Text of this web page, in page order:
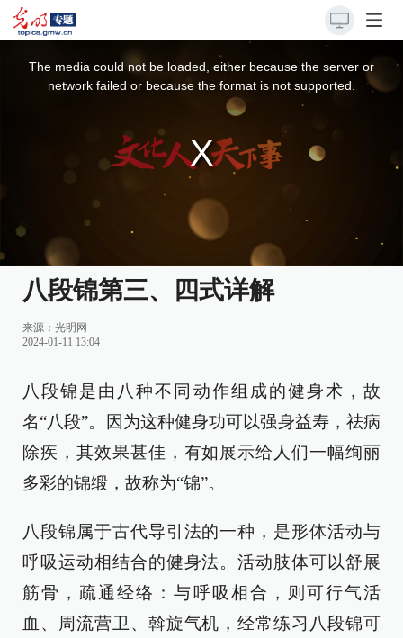
The media could not be loaded, either because the server or
network failed or because the format is not supported.
八段锦第三、四式详解
来源： 光明网
2024-01-11 13:04
八段锦是由八种不同动作组成的健身术，故
名“八段”。因为这种健身功可以强身益寿，祛病
除疾，其效果甚佳，有如展示给人们一幅绚丽
多彩的锦缎，故称为“锦”。
八段锦属于古代导引法的一种，是形体活动与
呼吸运动相结合的健身法。活动肢体可以舒展
筋骨，疏通经络：与呼吸相合，则可行气活
血、周流营卫、斡旋气机，经常练习八段锦可